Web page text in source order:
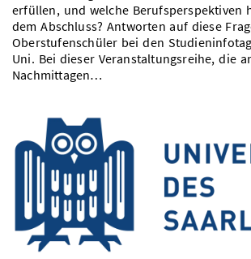
erfüllen, und welche Berufsperspektiven
dem Abschluss? Antworten auf diese
Oberstufenschüler bei den
Uni. Bei dieser Veranstaltungsreihe, die
Nachmittagen…